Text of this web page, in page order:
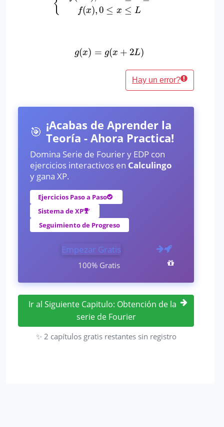
f(x),0 ≤ x ≤ L
g(x) = g(x + 2L)
g( x)= g(x+2L)
Hay un error?
🎯 ¡Acabas de Aprender la
Teoría - Ahora Practica!
Domina Serie de Fourier y EDP con
ejercicios interactivos en Calculingo
y gana XP.
Ejercicios Paso a Paso
Sistema de XP
Seguimiento de Progreso
Empezar Gratis
100% Gratis
Ir al Siguiente Capitulo: Obtención de la
serie de Fourier
✨ 2 capítulos gratis restantes sin registro